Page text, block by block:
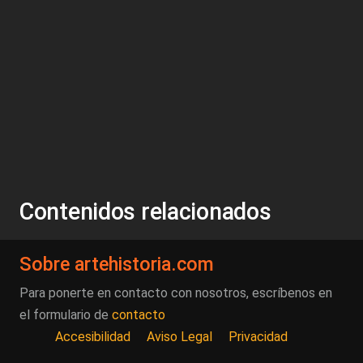
Contenidos relacionados
Sobre artehistoria.com
Para ponerte en contacto con nosotros, escríbenos en
el formulario de contacto
Accesibilidad
Aviso Legal Privacidad